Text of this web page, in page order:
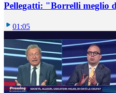
Pellegatti: "Borrelli meglio
01:05